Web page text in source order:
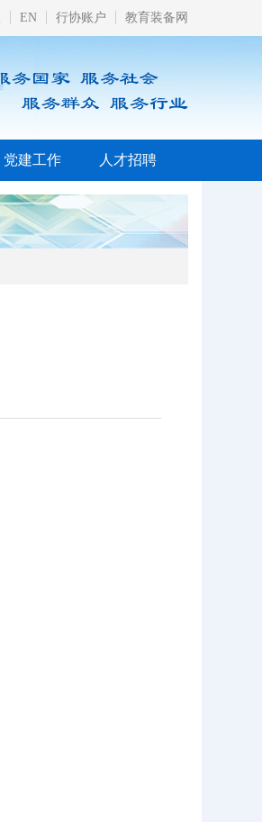
EN 行协账户 教育装备网
党建工作 人才招聘